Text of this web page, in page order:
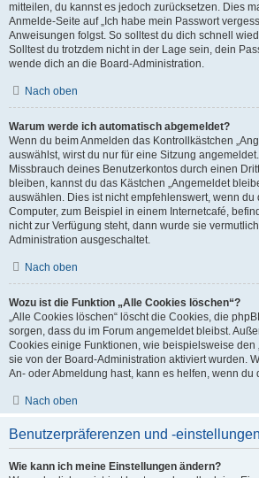
mitteilen, du kannst es jedoch zurücksetzen. Dies
Anmelde-Seite auf „Ich habe mein Passwort
Anweisungen folgst. So solltest du dich schnell
Solltest du trotzdem nicht in der Lage sein, dein
wende dich an die Board-Administration.
Nach oben
Warum werde ich automatisch abgemeldet?
Wenn du beim Anmelden das Kontrollkästchen
auswählst, wirst du nur für eine Sitzung
Missbrauch deines Benutzerkontos durch einen
bleiben, kannst du das Kästchen „Angemeldet
auswählen. Dies ist nicht empfehlenswert, wenn du
Computer, zum Beispiel in einem Internetcafé,
nicht zur Verfügung steht, dann wurde sie
Administration ausgeschaltet.
Nach oben
Wozu ist die Funktion „Alle Cookies löschen“?
„Alle Cookies löschen“ löscht die Cookies, die
sorgen, dass du im Forum angemeldet bleibst.
Cookies einige Funktionen, wie beispielsweise den
sie von der Board-Administration aktiviert wurden.
An- oder Abmeldung hast, kann es helfen, wenn du
Nach oben
Benutzerpräferenzen und -einstellungen
Wie kann ich meine Einstellungen ändern?